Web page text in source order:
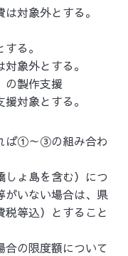
対象外とする。
る。
象外とする。
製作支援
対象とする。
ば①～③の組み合わ
しょ島を含む）につ
がいない場合は、県
等込）とすること
合の限度額について